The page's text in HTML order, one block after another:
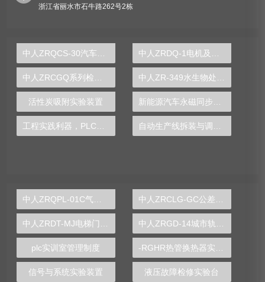
浙江省丽水市石牛路262号2栋
活性炭吸附实验装置
plc实训室管理制度
信号与系统实验装置 液压故障检修实验台